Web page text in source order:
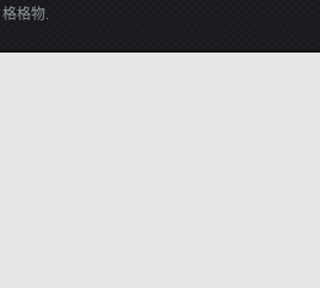
格格物.